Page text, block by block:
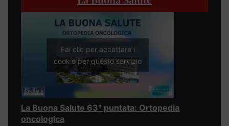
Fai clic per accettare i
cookie per questo servizio
La Buona Salute 63° puntata: Ortopedia
oncologica